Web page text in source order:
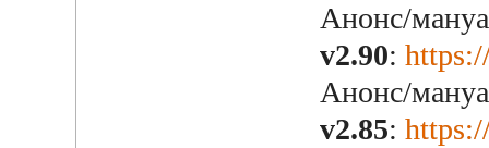
Анонс/
v2.90:
Анонс/
v2.85: